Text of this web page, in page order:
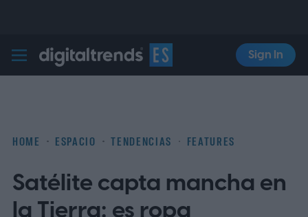
Digital Trends Español
Sign In
HOME ESPACIO TENDENCIAS FEATURES
Satélite capta mancha en